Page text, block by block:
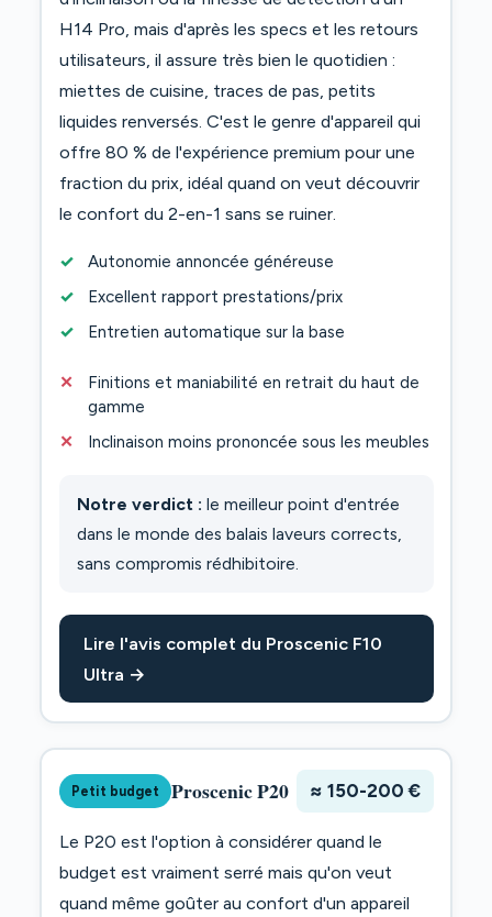
H14 Pro, mais d'après les specs et les retours
utilisateurs, il assure très bien le quotidien :
miettes de cuisine, traces de pas, petits
liquides renversés. C'est le genre d'appareil qui
offre 80 % de l'expérience premium pour une
fraction du prix, idéal quand on veut découvrir
le confort du 2-en-1 sans se ruiner.
Autonomie annoncée généreuse
Excellent rapport prestations/prix
Entretien automatique sur la base
Finitions et maniabilité en retrait du haut de
gamme
Inclinaison moins prononcée sous les meubles
Notre verdict : le meilleur point d'entrée
dans le monde des balais laveurs corrects,
sans compromis rédhibitoire.
Lire l'avis complet du Proscenic F10
Ultra →
Petit budget Proscenic P20 ≈ 150-200 €
Le P20 est l'option à considérer quand le
budget est vraiment serré mais qu'on veut
quand même goûter au confort d'un appareil